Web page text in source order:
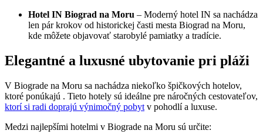
Hotel⁤ IN Biograd ⁤na Moru – Moderný ‌hotel IN sa nachádza
len‍ pár krokov od historickej časti ⁤mesta Biograd ‌na Moru,
kde môžete objavovať starobylé⁤ pamiatky a tradície.
Elegantné a ⁢luxusné ubytovanie ‍pri pláži
V Biograde na Moru sa nachádza niekoľko špičkových hotelov,⁣
ktoré ponúkajú . Tieto hotely⁤ sú ideálne pre náročných cestovateľov,
ktorí si radi doprajú výnimočný pobyt ​ v pohodlí a luxuse.
Medzi najlepšími hotelmi v Biograde na Moru ⁢sú​ určite: